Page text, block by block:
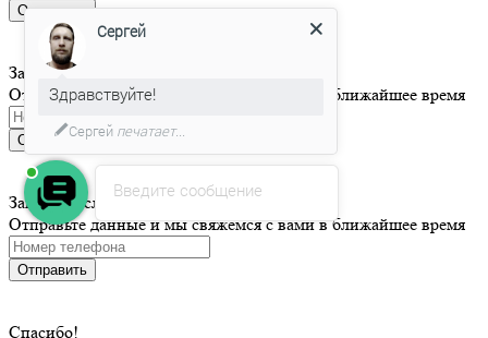
Отправить
Заказать услугу
Отправьте данные и мы свяжемся с вами в ближайшее время
Отправить
Заказать услугу
Отправьте данные и мы свяжемся с вами в ближайшее время
Отправить
Спасибо!
Введите сообщение
Сергей
Здравствуйте!
Сергей печатает...